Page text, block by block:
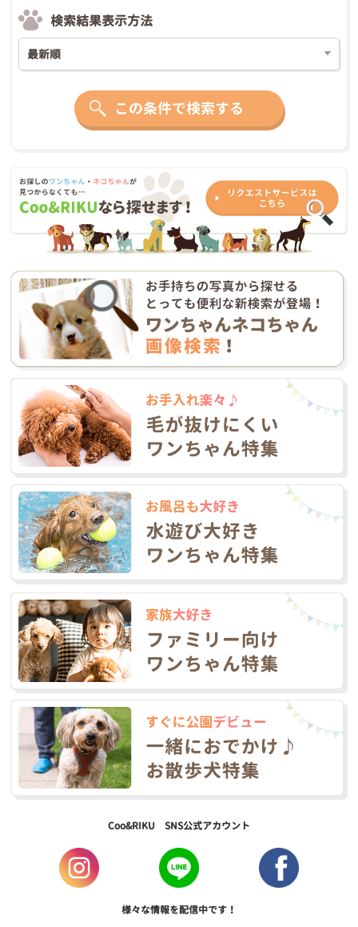
検索結果表示方法
この条件で検索する
Coo&RIKU SNS公式アカウント
様々な情報を配信中です！